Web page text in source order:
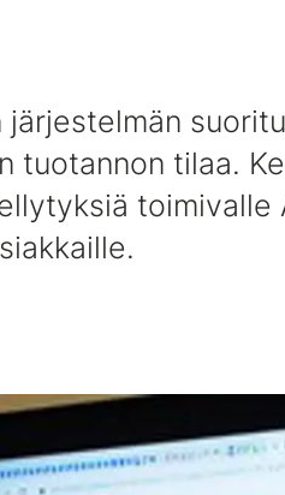
tuotannon tilaa.
toimivalle